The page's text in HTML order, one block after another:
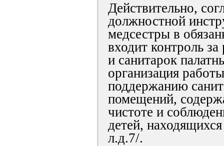
Действительно,
должностной
медсестры в
входит контроль
и санитарок
организация
поддержанию
помещений,
чистоте и
детей,
л.д.7/.